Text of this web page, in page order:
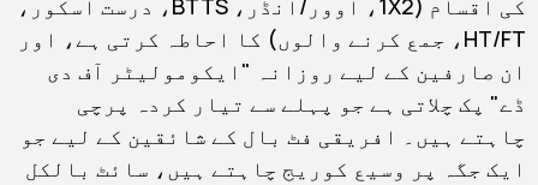
کی اقسام (1X2، اوور/انڈر، BTTS، درست اسکور،
HT/FT، جمع کرنے والوں) کا احاطہ کرتی ہے، اور
ان صارفین کے لیے روزانہ "ایکومولیٹر آف دی
ڈے" پک چلاتی ہے جو پہلے سے تیار کردہ پرچی
چاہتے ہیں۔ افریقی فٹ بال کے شائقین کے لیے جو
ایک جگہ پر وسیع کوریج چاہتے ہیں، سائٹ بالکل